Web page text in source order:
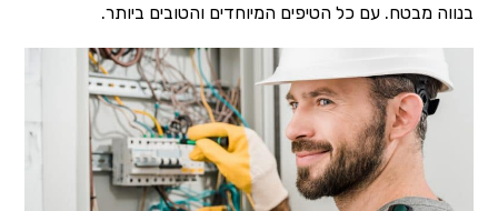
בנווה מבטח. עם כל הטיפים המיוחדים והטובים ביותר.